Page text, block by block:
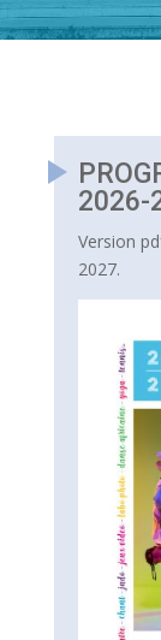
2026-
Version
2027.